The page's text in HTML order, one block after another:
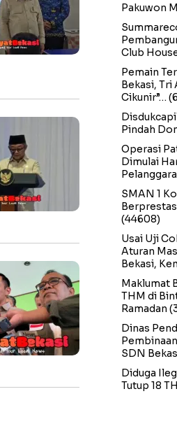
Pakuwon
Club
Pemain
Bekasi, Tri
Cikunir”…
Pindah
Operasi
Dimulai
SMAN 1
(44608)
Usai Uji
Aturan
Bekasi,
Maklumat
THM di
Ramadan
Dinas
SDN
Diduga
Tutup 18